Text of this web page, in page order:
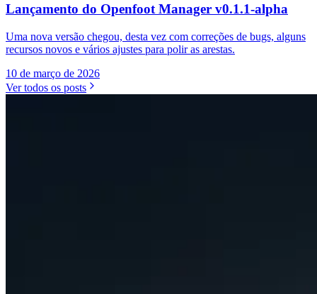
Lançamento do Openfoot Manager v0.1.1-alpha
Uma nova versão chegou, desta vez com correções de bugs, alguns
recursos novos e vários ajustes para polir as arestas.
10 de março de 2026
Ver todos os posts